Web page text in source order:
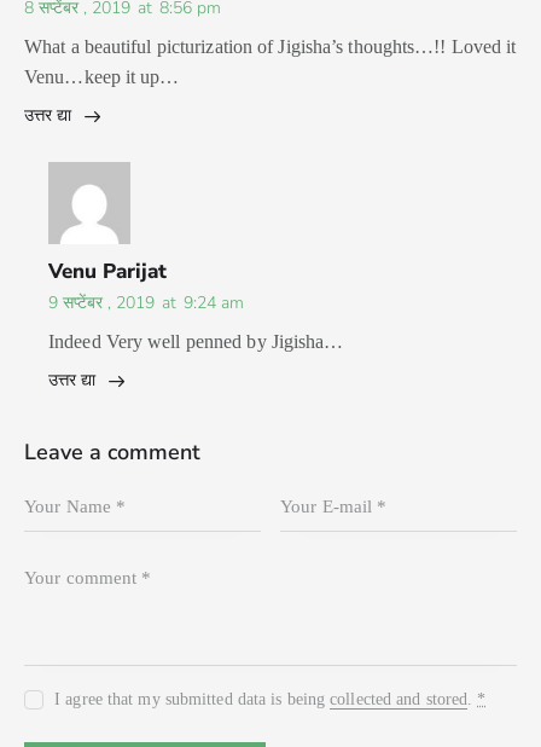
8 सप्टेंबर , 2019 at 8:56 pm
What a beautiful picturization of Jigisha’s thoughts…!! Loved it
Venu…keep it up…
उत्तर द्या
Venu Parijat
9 सप्टेंबर , 2019 at 9:24 am
Indeed Very well penned by Jigisha…
उत्तर द्या
Leave a comment
I agree that my submitted data is beingcollected and stored. *